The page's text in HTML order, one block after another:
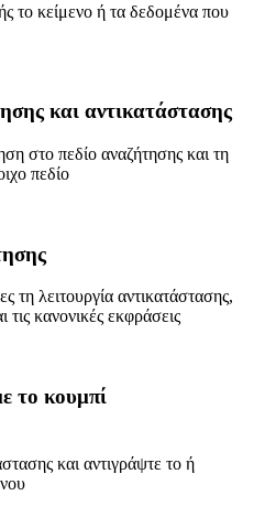
το κείμενο ή τα δεδομένα που
και αντικατάστασης
στο πεδίο αναζήτησης και τη
πεδίο
τη λειτουργία αντικατάστασης,
κανονικές εκφράσεις
το κουμπί
και αντιγράψτε το ή